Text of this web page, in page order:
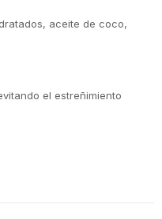
aceite de coco,
el estreñimiento